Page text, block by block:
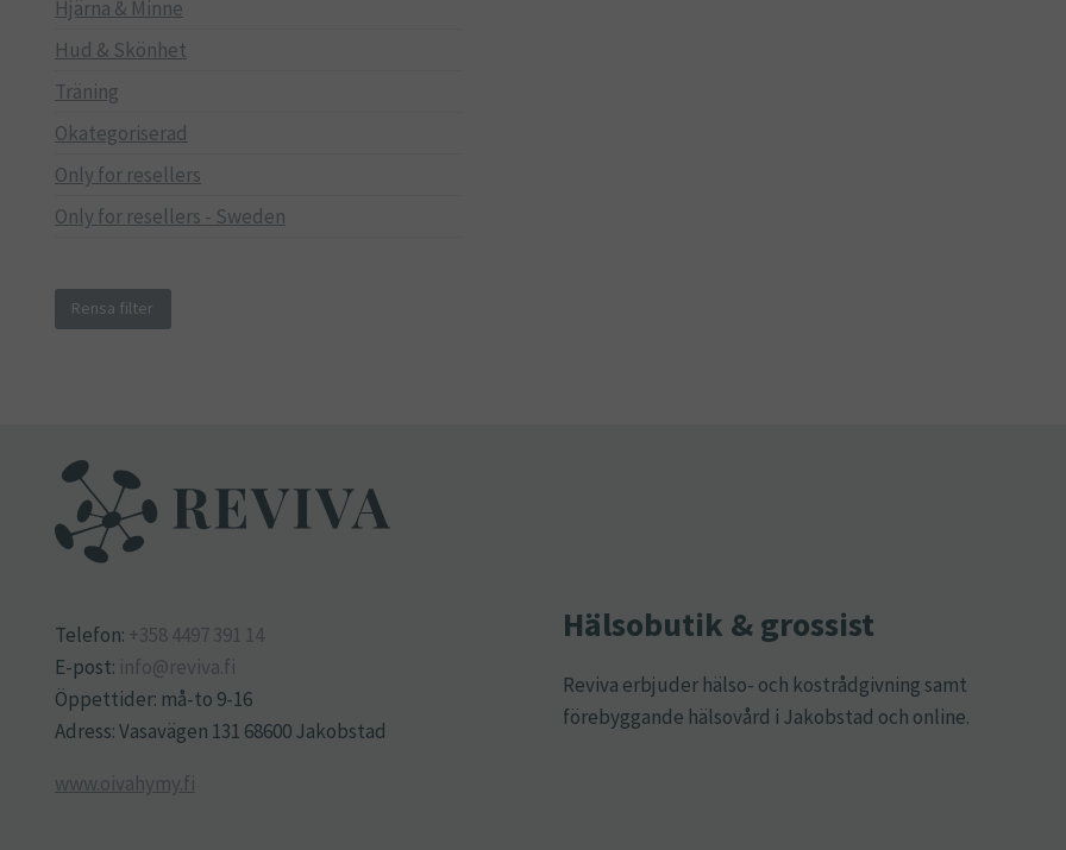
Hjärna & Minne
Hud & Skönhet
Träning
Okategoriserad
Only for resellers
Only for resellers - Sweden
Rensa filter
Telefon: +358 4497 391 14
E-post: info@reviva.fi
Öppettider: må-to 9-16
Adress: Vasavägen 131 68600 Jakobstad
www.oivahymy.fi
Hälsobutik & grossist
Reviva erbjuder hälso- och kostrådgivning samt
förebyggande hälsovård i Jakobstad och online.